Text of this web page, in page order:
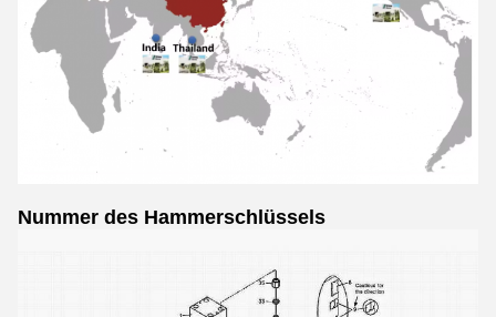
Nummer des Hammerschlüssels